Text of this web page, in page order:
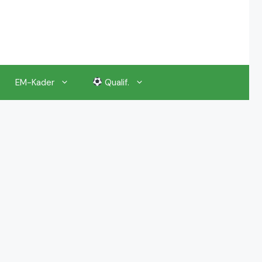
EM-Kader Qualif.